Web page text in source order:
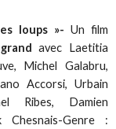
loups »- Un film
avec Laetitia
Michel Galabru,
Accorsi, Urbain
Ribes, Damien
Genre :